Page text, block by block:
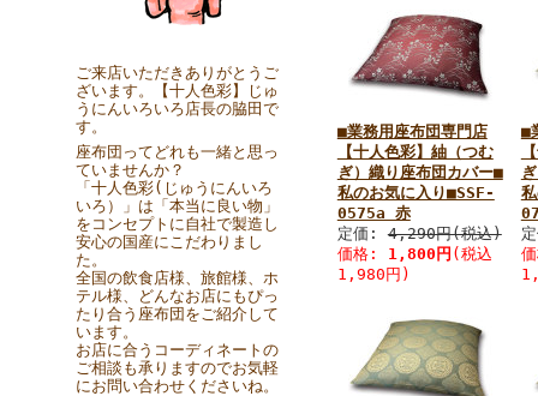
ご来店いただきありがとうご
ざいます。【十人色彩】じゅ
うにんいろいろ店長の脇田で
す。
座布団ってどれも一緒と思っ
ていませんか？
「十人色彩(じゅうにんいろ
いろ）」は「本当に良い物」
をコンセプトに自社で製造し
安心の国産にこだわりまし
た。
全国の飲食店様、旅館様、ホ
テル様、どんなお店にもぴっ
たり合う座布団をご紹介して
います。
お店に合うコーディネートの
ご相談も承りますのでお気軽
にお問い合わせくださいね。
■業務用座布団専門店
【十人色彩】紬（つむ
ぎ）織り座布団カバー■
私のお気に入り■SSF-
0575a 赤
定価:4,290円(税込)
価格: 1,800円 (税込
1,980円)
■